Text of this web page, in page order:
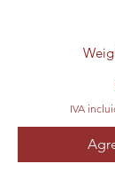
IVA